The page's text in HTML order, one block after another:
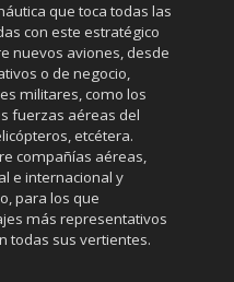
que toca todas las
con este estratégico
nuevos aviones, desde
o de negocio,
militares, como los
fuerzas aéreas del
etcétera.
compañías aéreas,
e internacional y
para los que
más representativos
todas sus vertientes.